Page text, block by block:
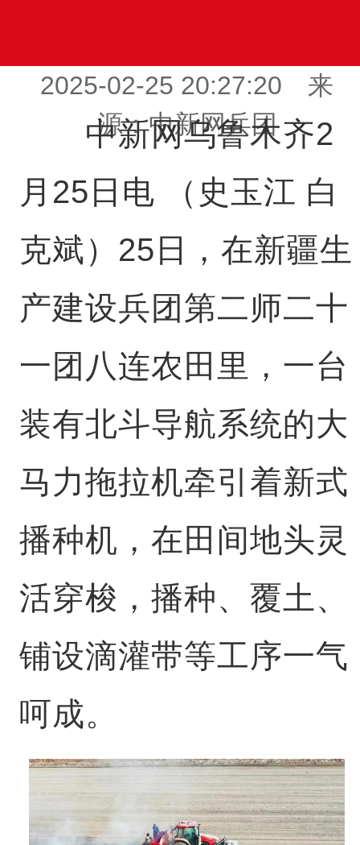
2025-02-25 20:27:20 来
源：中新网兵团
中新网乌鲁木齐2
月25日电 （史玉江 白
克斌）25日，在新疆生
产建设兵团第二师二十
一团八连农田里，一台
装有北斗导航系统的大
马力拖拉机牵引着新式
播种机，在田间地头灵
活穿梭，播种、覆土、
铺设滴灌带等工序一气
呵成。